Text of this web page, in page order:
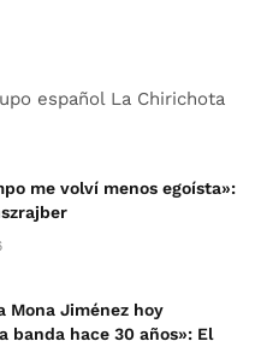
español La Chirichota
me volví menos egoísta»:
Mona Jiménez hoy
banda hace 30 años»: El